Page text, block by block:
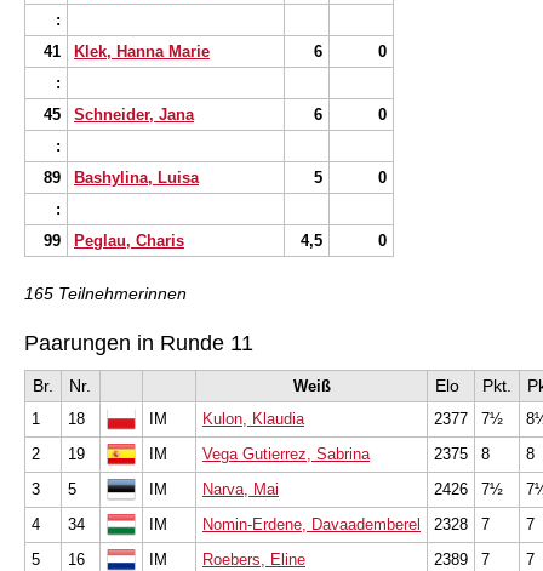
:
41
Klek, Hanna Marie 6
0
:
45
Schneider, Jana 6
0
:
89
Bashylina, Luisa 5
0
:
99
Peglau, Charis 4,5 0
165 Teilnehmerinnen
Paarungen in Runde 11
Br. Nr. Weiß Elo Pkt.
1 18 IM Kulon, Klaudia 2377 7½
2
19 IM Vega Gutierrez, Sabrina 2375 8
8
3
5 IM Narva, Mai 2426 7½
4
34 IM Nomin-Erdene, Davaademberel 2328 7
7
5
16 IM Roebers, Eline 2389 7
7